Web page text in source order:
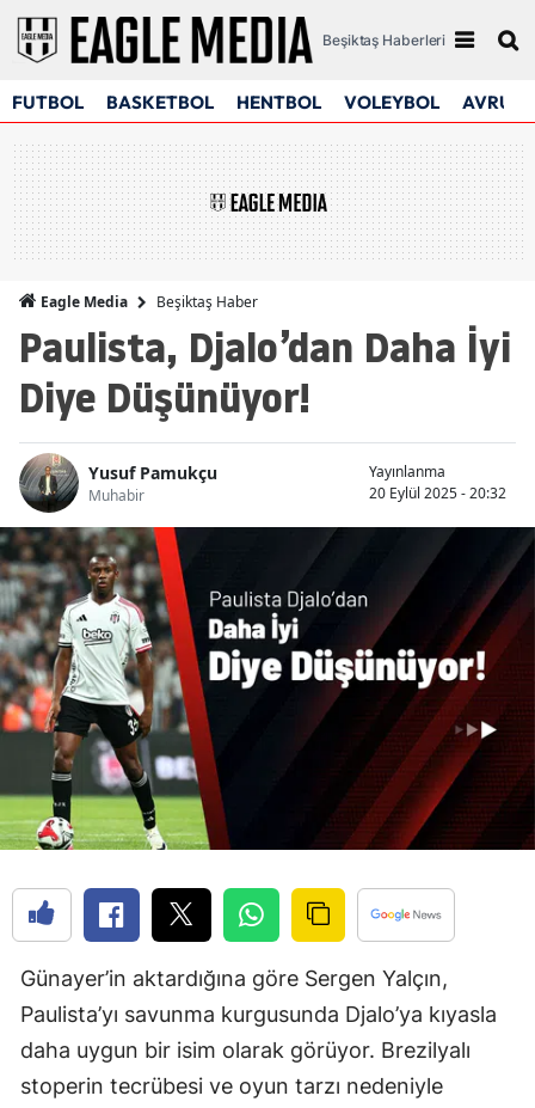
Beşiktaş Haberleri
FUTBOL BASKETBOL HENTBOL VOLEYBOL
Eagle Media Beşiktaş Haber
Paulista, Djalo’dan Daha İyi
Diye Düşünüyor!
Yusuf Pamukçu
Muhabir
Yayınlanma
20 Eylül 2025 - 20:32
Günayer’in aktardığına göre Sergen Yalçın,
Paulista’yı savunma kurgusunda Djalo’ya kıyasla
daha uygun bir isim olarak görüyor. Brezilyalı
stoperin tecrübesi ve oyun tarzı nedeniyle